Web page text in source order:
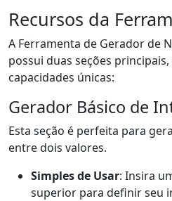
Recursos da
A Ferramenta de Gerador de
possui duas seções
capacidades únicas:
Gerador Básico de
Esta seção é perfeita para
entre dois valores.
Simples de Usar: Insira
superior para definir seu